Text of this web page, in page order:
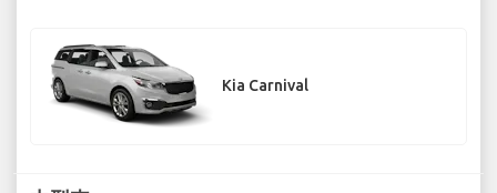
Kia Carnival